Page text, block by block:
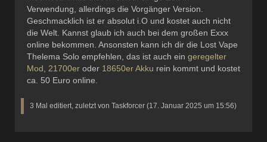
Verwendung, allerdings die Vorgänger Version.
Geschmacklich ist er absolut i.O und kostet auch nicht
die Welt. Kannst glaub ich auch bei dem großen Exxx
online bekommen. Ansonsten kann ich dir die Lost Vape
Thelema Solo empfehlen, das ist auch ein geregelter
Mod
21700er oder 18650erAkku rein kommt und kostet
ca. 50 Euro online.
3 Mal editiert, zuletzt von Taskforcer (17. Januar 2025 um 15:56)